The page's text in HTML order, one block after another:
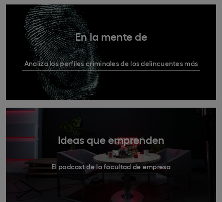
En la mente de
Analiza los perfiles criminales de los delincuentes más
conocidos
Ideas que emprenden
El podcast de la facultad de empresa